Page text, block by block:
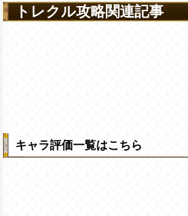
トレクル攻略関連記事
キャラ評価一覧はこちら